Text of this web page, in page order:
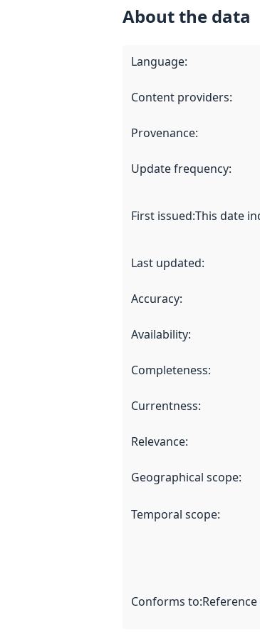
About the data
Language:
Content providers:
Provenance:
Update frequency:
First issued:This date
Last updated:
Accuracy:
Availability:
Completeness:
Currentness:
Relevance:
Geographical scope:
Temporal scope:
Conforms to: